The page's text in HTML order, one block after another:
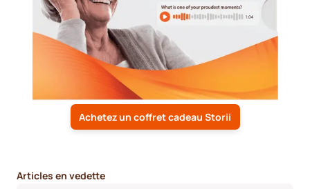
Achetez un coffret cadeau Storii
Articles en vedette